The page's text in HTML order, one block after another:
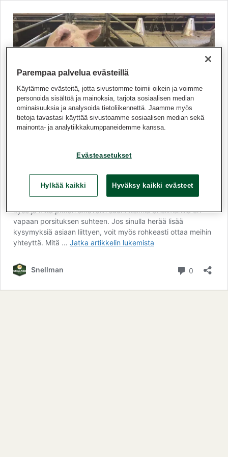
Eläinten hoitokäytäntöjen kehittäminen on meillä
vapaaporsitus, on käsitteenä ehkä tuntematon eikä avaudu
kädenkäänteessä. Siksi kokosimme tähän muutaman
kysymyksen ja vastauksen, joilla haluamme avata mistä on
kyse ja mitä pitkän aikavälin suunnitelmia Snellmanilla on
vapaan porsituksen suhteen. Jos sinulla herää lisää
kysymyksiä asiaan liittyen, voit myös rohkeasti ottaa meihin
yhteyttä. Mitä … Jatka artikkelin Viisi
lukemista
Snellman 0
Parempaa palvelua evästeillä
Käytämme evästeitä, jotta sivustomme toimii oikein ja voimme
personoida sisältöä ja mainoksia, tarjota sosiaalisen median
ominaisuuksia ja analysoida tietoliikennettä. Jaamme myös
tietoja tavastasi käyttää sivustoamme sosiaalisen median sekä
mainonta- ja analytiikkakumppaneidemme kanssa.
Evästeasetukset
Hylkää kaikki Hyväksy kaikki evästeet